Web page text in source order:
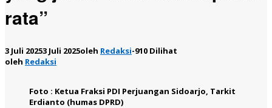
rata”
3 Juli 20253 Juli 2025oleh Redaksi-910 Dilihat
oleh Redaksi
Foto : Ketua Fraksi PDI Perjuangan Sidoarjo, Tarkit
Erdianto (humas DPRD)